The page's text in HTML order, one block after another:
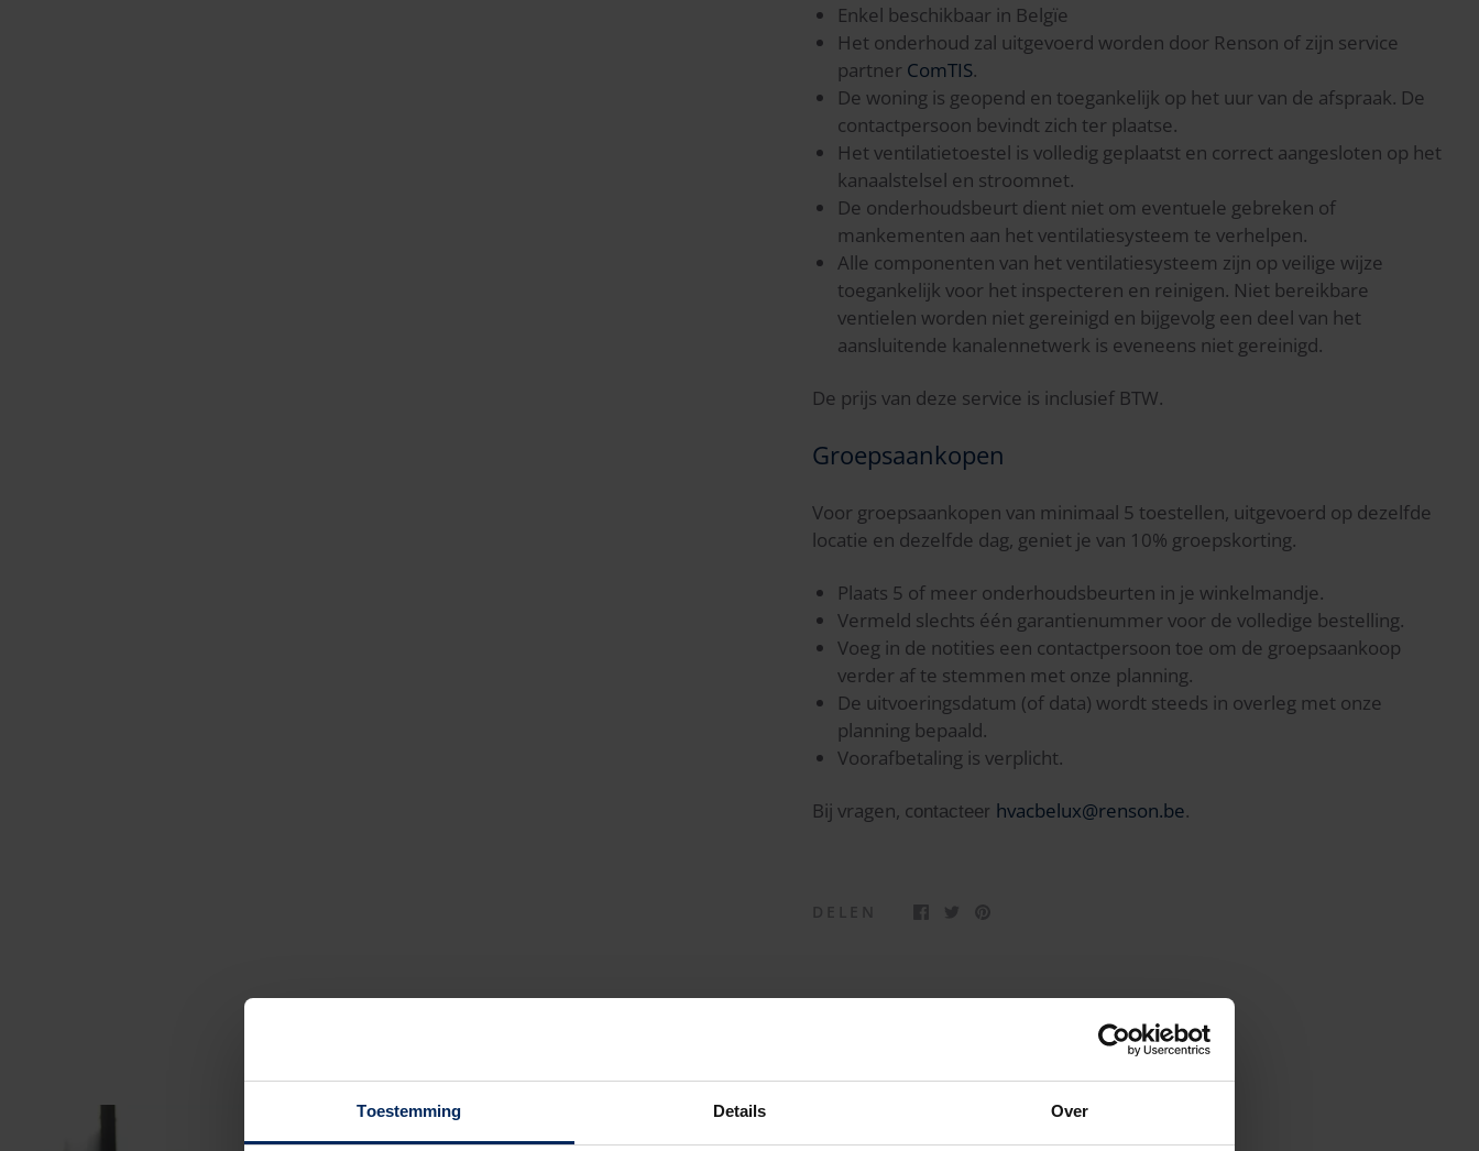
Toestemming Details Over
Enkel beschikbaar in Belgïe
Het onderhoud zal uitgevoerd worden door Renson of zijn service
partner ComTIS.
De woning is geopend en toegankelijk op het uur van de afspraak. De
contactpersoon bevindt zich ter plaatse.
Het ventilatietoestel is volledig geplaatst en correct aangesloten op het
kanaalstelsel en stroomnet.
De onderhoudsbeurt dient niet om eventuele gebreken of
mankementen aan het ventilatiesysteem te verhelpen.
Alle componenten van het ventilatiesysteem zijn op veilige wijze
toegankelijk voor het inspecteren en reinigen. Niet bereikbare
ventielen worden niet gereinigd en bijgevolg een deel van het
aansluitende kanalennetwerk is eveneens niet gereinigd.
De prijs van deze service is inclusief BTW.
Groepsaankopen
Voor groepsaankopen van minimaal 5 toestellen, uitgevoerd op dezelfde
locatie en dezelfde dag, geniet je van 10% groepskorting.
Plaats 5 of meer onderhoudsbeurten in je winkelmandje.
Vermeld slechts één garantienummer voor de volledige bestelling.
Voeg in de notities een contactpersoon toe om de groepsaankoop
verder af te stemmen met onze planning.
De uitvoeringsdatum (of data) wordt steeds in overleg met onze
planning bepaald.
Voorafbetaling is verplicht.
Bij vragen, contacteer hvacbelux@renson.be.
DELEN